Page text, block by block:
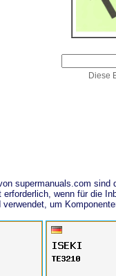
Diese
supermanuals.com
wenn für die
um